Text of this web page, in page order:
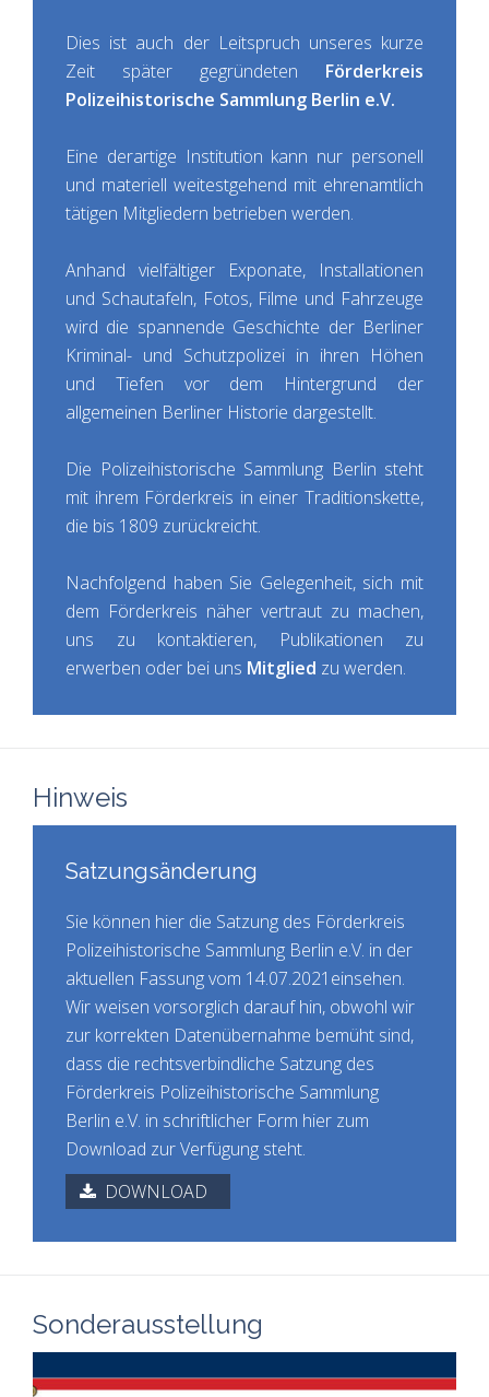
Dies ist auch der Leitspruch unseres kurze
Zeit später gegründeten Förderkreis
Polizeihistorische Sammlung Berlin e.V.
Eine derartige Institution kann nur personell
und materiell weitestgehend mit ehrenamtlich
tätigen Mitgliedern betrieben werden.
Anhand vielfältiger Exponate, Installationen
und Schautafeln, Fotos, Filme und Fahrzeuge
wird die spannende Geschichte der Berliner
Kriminal- und Schutzpolizei in ihren Höhen
und Tiefen vor dem Hintergrund der
allgemeinen Berliner Historie dargestellt.
Die Polizeihistorische Sammlung Berlin steht
mit ihrem Förderkreis in einer Traditionskette,
die bis 1809 zurückreicht.
Nachfolgend haben Sie Gelegenheit, sich mit
dem Förderkreis näher vertraut zu machen,
uns zu kontaktieren, Publikationen zu
erwerben oder bei uns Mitglied zu werden.
Hinweis
Satzungsänderung
Sie können hier die Satzung des Förderkreis
Polizeihistorische Sammlung Berlin e.V. in der
aktuellen Fassung vom 14.07.2021einsehen.
Wir weisen vorsorglich darauf hin, obwohl wir
zur korrekten Datenübernahme bemüht sind,
dass die rechtsverbindliche Satzung des
Förderkreis Polizeihistorische Sammlung
Berlin e.V. in schriftlicher Form hier zum
Download zur Verfügung steht.
DOWNLOAD
Sonderausstellung